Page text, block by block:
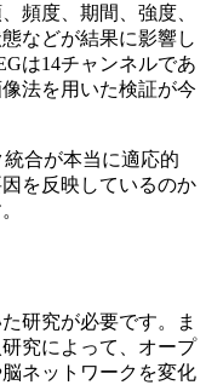
頻度、期間、強度、
などが結果に影響し
は14チャンネルであ
法を用いた検証が今
合が本当に適応的
を反映しているのか
研究が必要です。ま
究によって、オープ
ネットワークを変化